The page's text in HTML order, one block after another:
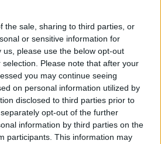
the sale, sharing to third parties, or
or sensitive information for
please use the below opt-out
Please note that after your
you may continue seeing
on personal information utilized by
disclosed to third parties prior to
opt-out of the further
information by third parties on the
participants. This information may
tus sueños, tal como lo hizo